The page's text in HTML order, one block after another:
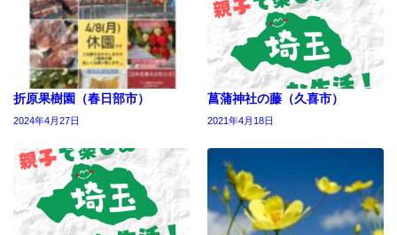
折原果樹園（春日部市）
2024年4月27日
菖蒲神社の藤（久喜市）
2021年4月18日